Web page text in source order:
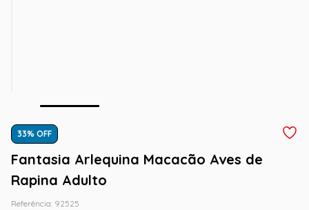
33% OFF
Fantasia Arlequina Macacão Aves de
Rapina Adulto
Referência: 92525